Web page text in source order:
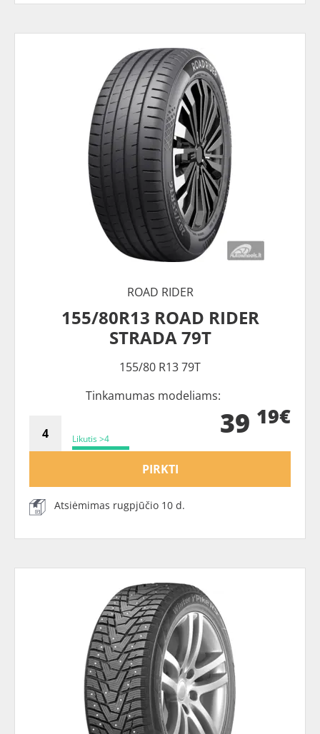
ROAD RIDER
155/80R13 ROAD RIDER
STRADA 79T
155/80 R13 79T
Tinkamumas modeliams:
Likutis >4 39 19€
PIRKTI
Atsiėmimas rugpjūčio 10 d.